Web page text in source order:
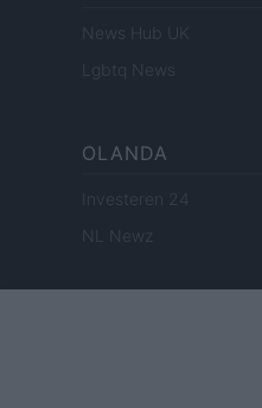
News Hub UK
Lgbtq News
OLANDA
Investeren 24
NL Newz